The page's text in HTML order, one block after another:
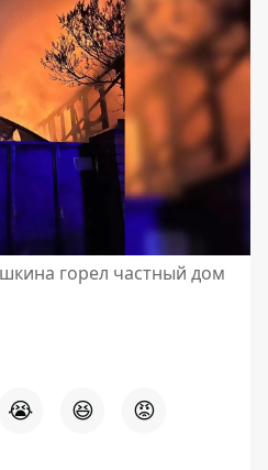
горел частный дом
😭 😆 😡